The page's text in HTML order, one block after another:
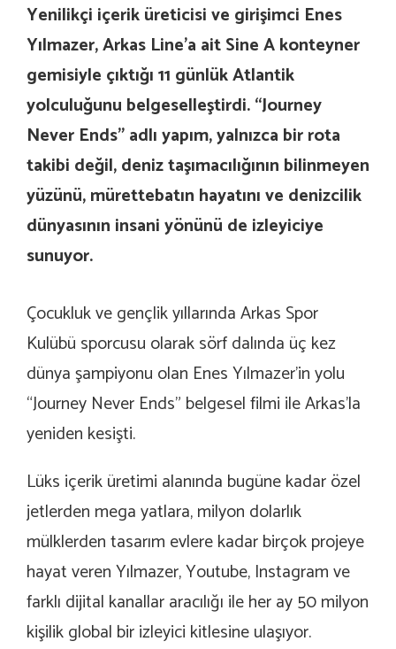
Yenilikçi içerik üreticisi ve girişimci Enes
Yılmazer, Arkas Line’a ait Sine A konteyner
gemisiyle çıktığı 11 günlük Atlantik
yolculuğunu belgeselleştirdi. “Journey
Never Ends” adlı yapım, yalnızca bir rota
takibi değil, deniz taşımacılığının bilinmeyen
yüzünü, mürettebatın hayatını ve denizcilik
dünyasının insani yönünü de izleyiciye
sunuyor.
Çocukluk ve gençlik yıllarında Arkas Spor
Kulübü sporcusu olarak sörf dalında üç kez
dünya şampiyonu olan Enes Yılmazer’in yolu
“Journey Never Ends” belgesel filmi ile Arkas’la
yeniden kesişti.
Lüks içerik üretimi alanında bugüne kadar özel
jetlerden mega yatlara, milyon dolarlık
mülklerden tasarım evlere kadar birçok projeye
hayat veren Yılmazer, Youtube, Instagram ve
farklı dijital kanallar aracılığı ile her ay 50 milyon
kişilik global bir izleyici kitlesine ulaşıyor.